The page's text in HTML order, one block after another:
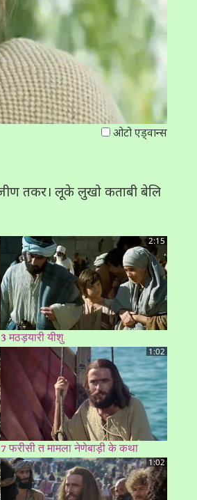
ओटो एड्वान्‍स
तकर। लूके लुखो कताबी बेलि
2:15
3 मठड़यारी यीशु
1:02
7 फरीसी त मामला नेणेबाड़ी के कथा
1:02